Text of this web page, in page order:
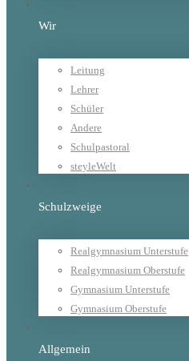
Wir
Leitung
Lehrer
Schüler
Andere
Schulpastoral
steyleWelt
Schulzweige
Realgymnasium Unterstufe
Realgymnasium Oberstufe
Gymnasium Unterstufe
Gymnasium Oberstufe
Allgemein